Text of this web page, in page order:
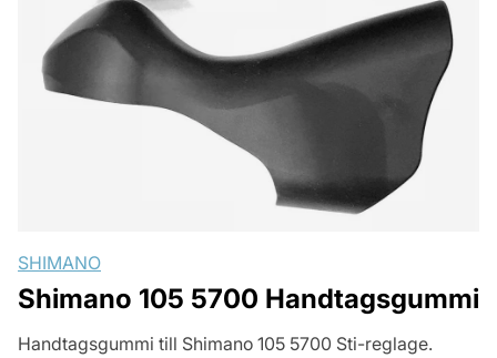
SHIMANO
Shimano 105 5700 Handtagsgummi
Handtagsgummi till Shimano 105 5700 Sti-reglage.